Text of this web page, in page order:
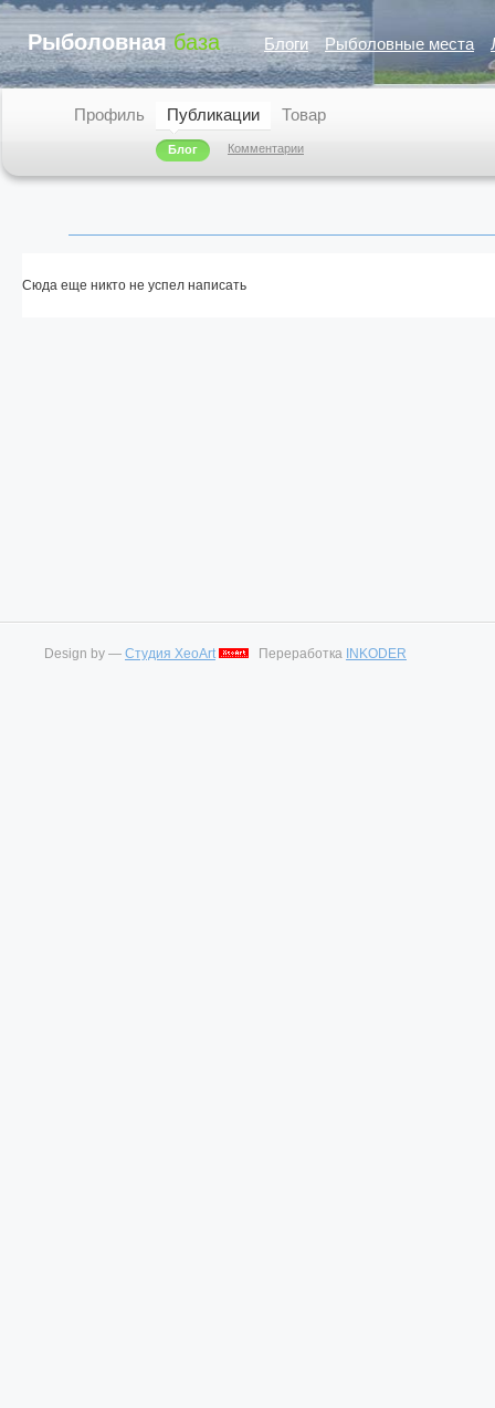
Рыболовная база Блоги Рыболовные места
Профиль Публикации
Блог Комментарии
Товар
Сюда еще никто не успел написать
Design by — Студия XeoArt Переработка INKODER